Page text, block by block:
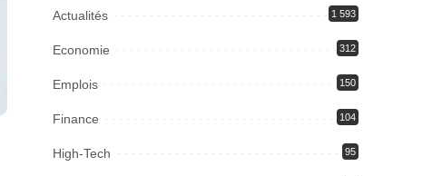
Actualités 1 593
Economie 312
Emplois 150
Finance 104
High-Tech 95